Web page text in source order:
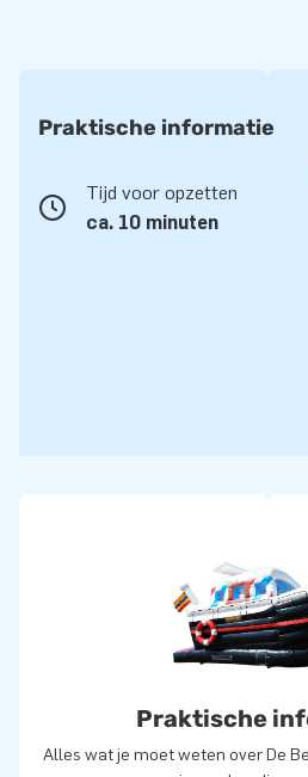
Praktische informatie
Tijd voor opzetten
ca. 10 minuten
Praktische
Alles wat je moet weten over De